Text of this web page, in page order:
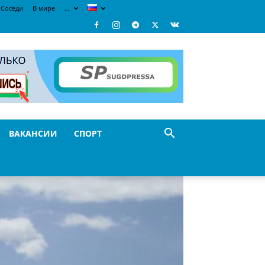
Соседи В мире …
ВАКАНСИИ СПОРТ